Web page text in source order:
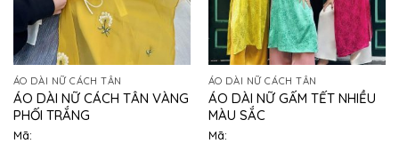
ÁO DÀI NỮ CÁCH TÂN
ÁO DÀI NỮ CÁCH TÂN VÀNG
PHỐI TRẮNG
Mã:
ÁO DÀI NỮ CÁCH TÂN
ÁO DÀI NỮ GẤM TẾT NHIỀU
MÀU SẮC
Mã: